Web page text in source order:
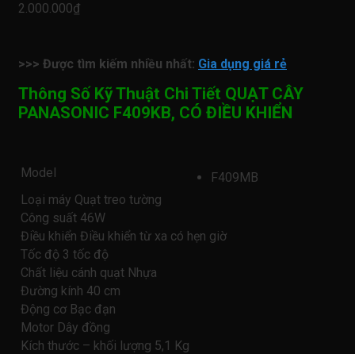
2.000.000₫
>>> Được tìm kiếm nhiều nhất: Gia dụng giá rẻ
Thông Số Kỹ Thuật Chi Tiết QUẠT CÂY
PANASONIC F409KB, CÓ ĐIỀU KHIỂN
Model
F409MB
Loại máy Quạt treo tường
Công suất 46W
Điều khiển Điều khiển từ xa có hẹn giờ
Tốc độ 3 tốc độ
Chất liệu cánh quạt Nhựa
Đường kính 40 cm
Động cơ Bạc đạn
Motor Dây đồng
Kích thước – khối lượng 5,1 Kg